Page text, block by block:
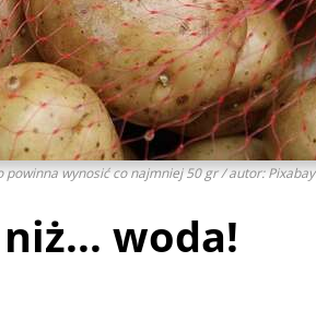
wynosić co najmniej 50 gr / autor: Pixabay
woda!